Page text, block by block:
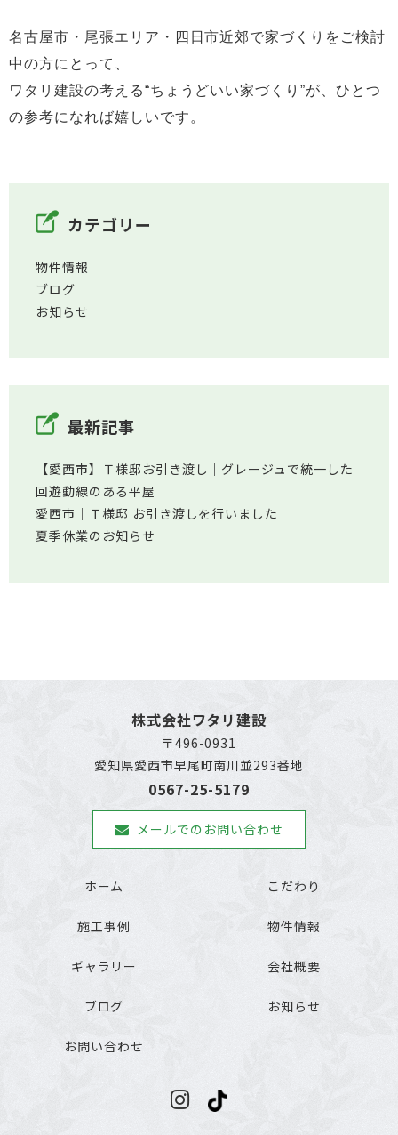
名古屋市・尾張エリア・四日市近郊で家づくりをご検討
中の方にとって、
ワタリ建設の考える“ちょうどいい家づくり”が、ひとつ
の参考になれば嬉しいです。
カテゴリー
物件情報
ブログ
お知らせ
最新記事
【愛西市】Ｔ様邸お引き渡し｜グレージュで統一した
回遊動線のある平屋
愛西市│Ｔ様邸 お引き渡しを行いました
夏季休業のお知らせ
株式会社ワタリ建設
〒496-0931
愛知県愛西市早尾町南川並293番地
0567-25-5179
メールでのお問い合わせ
ホーム こだわり
施工事例 物件情報
ギャラリー 会社概要
ブログ お知らせ
お問い合わせ